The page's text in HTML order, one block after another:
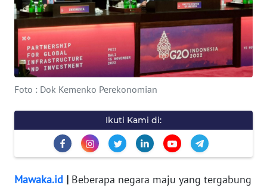
Foto : Dok Kemenko Perekonomian
Ikuti Kami di:
Mawaka.id | Beberapa negara maju yang tergabung
WAHANA
INFRASTRUKTUR
WAHANA
TANI
WAHANA